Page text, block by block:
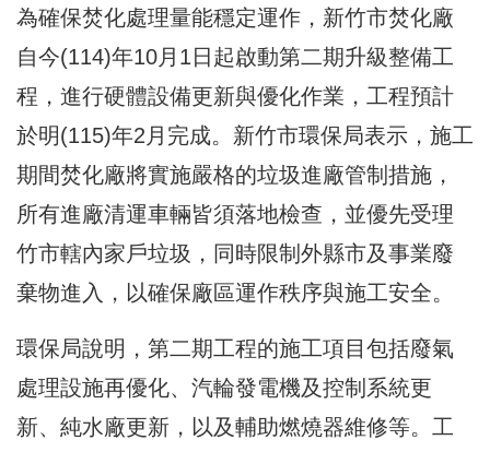
為確保焚化處理量能穩定運作，新竹市焚化廠
自今(114)年10月1日起啟動第二期升級整備工
程，進行硬體設備更新與優化作業，工程預計
於明(115)年2月完成。新竹市環保局表示，施工
期間焚化廠將實施嚴格的垃圾進廠管制措施，
所有進廠清運車輛皆須落地檢查，並優先受理
竹市轄內家戶垃圾，同時限制外縣市及事業廢
棄物進入，以確保廠區運作秩序與施工安全。
環保局說明，第二期工程的施工項目包括廢氣
處理設施再優化、汽輪發電機及控制系統更
新、純水廠更新，以及輔助燃燒器維修等。工